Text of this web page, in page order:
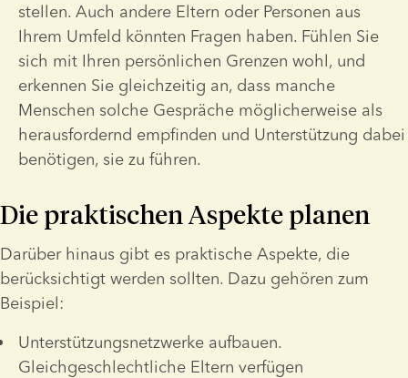
stellen. Auch andere Eltern oder Personen aus
Ihrem Umfeld könnten Fragen haben. Fühlen Sie
sich mit Ihren persönlichen Grenzen wohl, und
erkennen Sie gleichzeitig an, dass manche
Menschen solche Gespräche möglicherweise als
herausfordernd empfinden und Unterstützung dabei
benötigen, sie zu führen.
Die praktischen Aspekte planen
Darüber hinaus gibt es praktische Aspekte, die
berücksichtigt werden sollten. Dazu gehören zum
Beispiel:
Unterstützungsnetzwerke aufbauen.
Gleichgeschlechtliche Eltern verfügen